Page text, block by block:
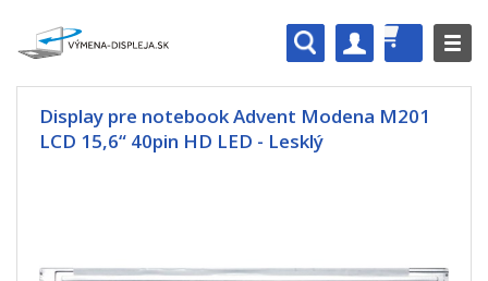
Display pre notebook Advent Modena M201
LCD 15,6“ 40pin HD LED - Lesklý